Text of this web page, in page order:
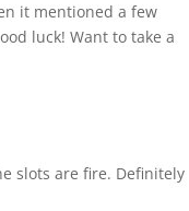
it mentioned a few
luck! Want to take a
slots are fire. Definitely